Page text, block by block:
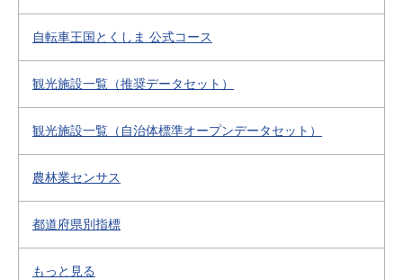
自転車王国とくしま 公式コース
観光施設一覧（推奨データセット）
観光施設一覧（自治体標準オープンデータセット）
農林業センサス
都道府県別指標
もっと見る